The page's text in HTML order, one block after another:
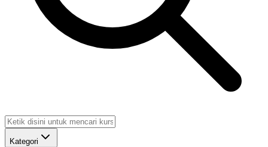
Kategori